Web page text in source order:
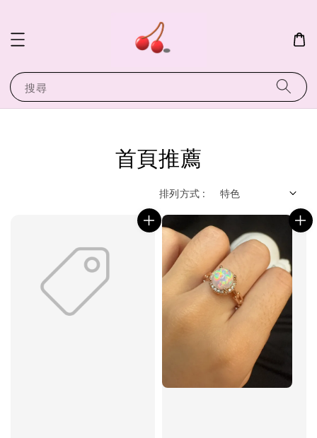
搜尋
首頁推薦
排列方式 :